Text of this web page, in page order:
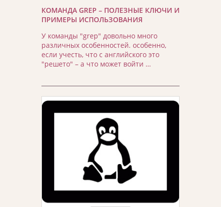
КОМАНДА GREP – ПОЛЕЗНЫЕ КЛЮЧИ И
ПРИМЕРЫ ИСПОЛЬЗОВАНИЯ
У команды "grep" довольно много
различных особенностей. особенно,
если учесть, что с английского это
"решето" – а что может войти …